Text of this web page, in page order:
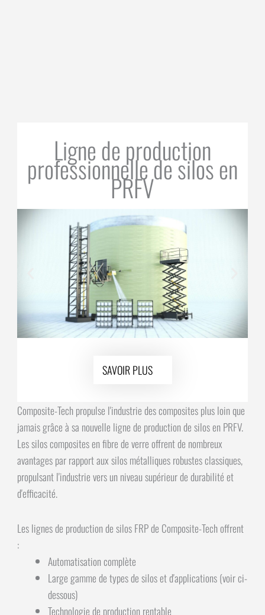
Ligne de production
professionnelle de silos en
PRFV
SAVOIR PLUS
Composite-Tech propulse l'industrie des composites plus loin que
jamais grâce à sa nouvelle ligne de production de silos en PRFV.
Les silos composites en fibre de verre offrent de nombreux
avantages par rapport aux silos métalliques robustes classiques,
propulsant l'industrie vers un niveau supérieur de durabilité et
d'efficacité.
Les lignes de production de silos FRP de Composite-Tech offrent
:
Automatisation complète
Large gamme de types de silos et d'applications (voir ci-
dessous)
Technologie de production rentable